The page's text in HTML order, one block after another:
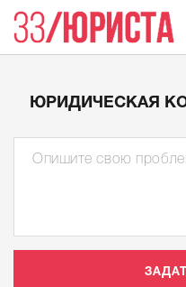
ЮРИДИЧЕСКАЯ